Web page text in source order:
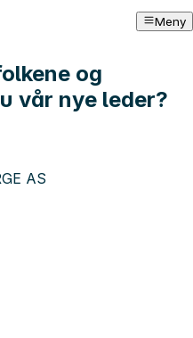
Meny
og
vår nye leder?
AS